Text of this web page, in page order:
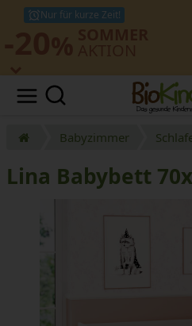
Nur für kurze Zeit!
Babyzimmer
Lina Babybett